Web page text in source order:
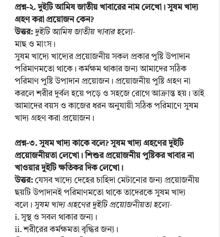
প্রশ্ন-২. দুইটি আমিষ জাতীয় খাবারের নাম লেখো। সুষম খাদ্য
গ্রহণ করা প্রয়োজন কেন?
উত্তর: দুইটি আমিষ জাতীয় খাবার হলো-
মাছ ও মাংস।
সুষম খাদ্যে খাদ্যের প্রয়োজনীয় সকল প্রকার পুষ্টি উপাদান
পরিমাণমতো থাকে। কর্মক্ষম থাকার জন্য আমাদের সঠিক
পরিমাণ পুষ্টি উপাদান প্রয়োজন। প্রয়োজনীয় পুষ্টি গ্রহণ না
করলে শরীর দুর্বল হয়ে পড়ে ও সহজে রোগে আক্রান্ত হয়। তাই
আমাদের বয়স ও কাজের ধরন অনুযায়ী সঠিক পরিমাণে সুষম
খাদ্য গ্রহণ করা প্রয়োজন।
প্রশ্ন-৩. সুষম খাদ্য কাকে বলে? সুষম খাদ্য গ্রহণের দুইটি
প্রয়োজনীয়তা লেখো। শিশুর প্রয়োজনীয় পুষ্টিকর খাবার না
খাওয়ার দুইটি ক্ষতিকর দিক লেখো।
উত্তর: যেসব খাদ্যে দেহের চাহিদা মেটানোর জন্য প্রয়োজনীয়
ছয়টি উপাদানই পরিমাণমতো থাকে তাদেরকে সুষম খাদ্য
বলে। সুষম খাদ্য গ্রহণের দুইটি প্রয়োজনীয়তা হলো-
i. সুস্থ ও সবল থাকার জন্য।
ii. শরীরের কর্মক্ষমতা বৃদ্ধির জন্য।